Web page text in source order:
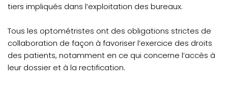
tiers impliqués dans l’exploitation des bureaux.
Tous les optométristes ont des obligations strictes de
collaboration de façon à favoriser l’exercice des droits
des patients, notamment en ce qui concerne l’accès à
leur dossier et à la rectification.